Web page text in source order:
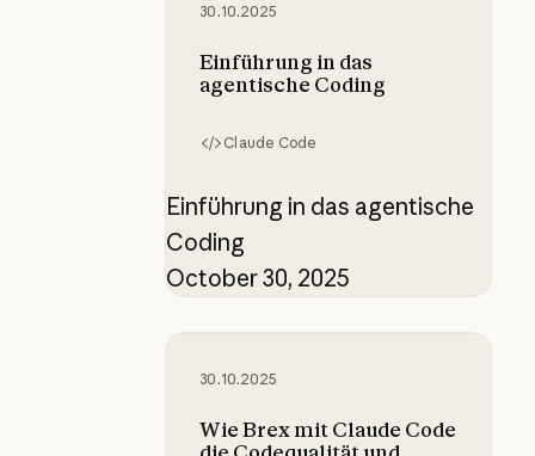
30.10.2025
Einführung in das
agentische Coding
Claude Code
Einführung in das agentische
Coding
October 30, 2025
30.10.2025
Wie Brex mit Claude Code
Wie Brex mit Claude Code die